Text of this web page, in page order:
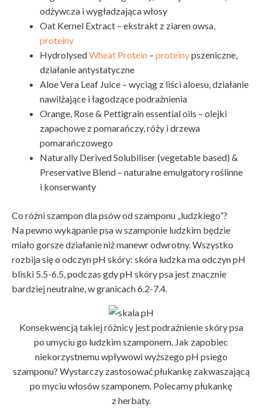
odżywcza i wygładzająca włosy
Oat Kernel Extract – ekstrakt z ziaren owsa,
proteiny
HydrolysedWheat Protein – proteinypszeniczne,
działanie antystatyczne
Aloe Vera Leaf Juice – wyciąg z liści aloesu, działanie
nawilżające i łagodzące podrażnienia
Orange, Rose & Pettigrain essential oils – olejki
zapachowe z pomarańczy, róży i drzewa
pomarańczowego
Naturally Derived Solubiliser (vegetable based) &
Preservative Blend – naturalne emulgatory roślinne
i konserwanty
Co różni szampon dla psów od szamponu „ludzkiego”?
Na pewno wykąpanie psa w szamponie ludzkim będzie
miało gorsze działanie niż manewr odwrotny. Wszystko
rozbija się o odczyn pH skóry: skóra ludzka ma odczyn pH
bliski 5.5-6.5, podczas gdy pH skóry psa jest znacznie
bardziej neutralne, w granicach 6.2-7.4.
Konsekwencją takiej różnicy jest podrażnienie skóry psa
po umyciu go ludzkim szamponem. Jak zapobiec
niekorzystnemu wpływowi wyższego pH psiego
szamponu? Wystarczy zastosować płukankę zakwaszającą
po myciu włosów szamponem. Polecamy płukankę
z herbaty.